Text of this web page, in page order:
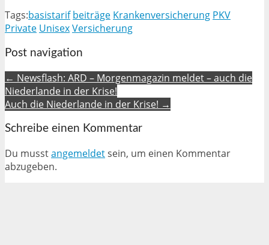
Tags:basistarif beiträge Krankenversicherung PKV
Private UnisexVersicherung
Post navigation
← Newsflash: ARD – Morgenmagazin meldet – auch die
Niederlande in der Krise!
Auch die Niederlande in der Krise! →
Schreibe einen Kommentar
Du musstangemeldetsein, um einen Kommentar
abzugeben.